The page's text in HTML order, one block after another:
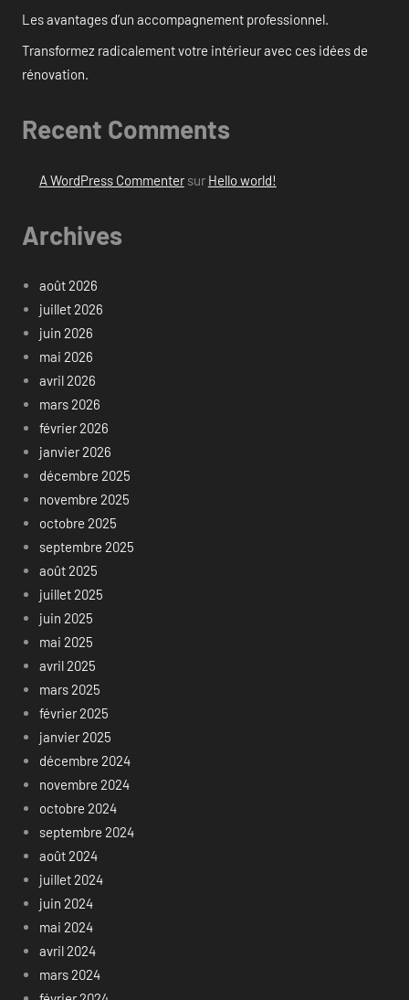
Les avantages d’un accompagnement professionnel.
Transformez radicalement votre intérieur avec ces idées de
rénovation.
Recent Comments
A WordPress Commentersur Hello world!
Archives
août 2026
juillet 2026
juin 2026
mai 2026
avril 2026
mars 2026
février 2026
janvier 2026
décembre 2025
novembre 2025
octobre 2025
septembre 2025
août 2025
juillet 2025
juin 2025
mai 2025
avril 2025
mars 2025
février 2025
janvier 2025
décembre 2024
novembre 2024
octobre 2024
septembre 2024
août 2024
juillet 2024
juin 2024
mai 2024
avril 2024
mars 2024